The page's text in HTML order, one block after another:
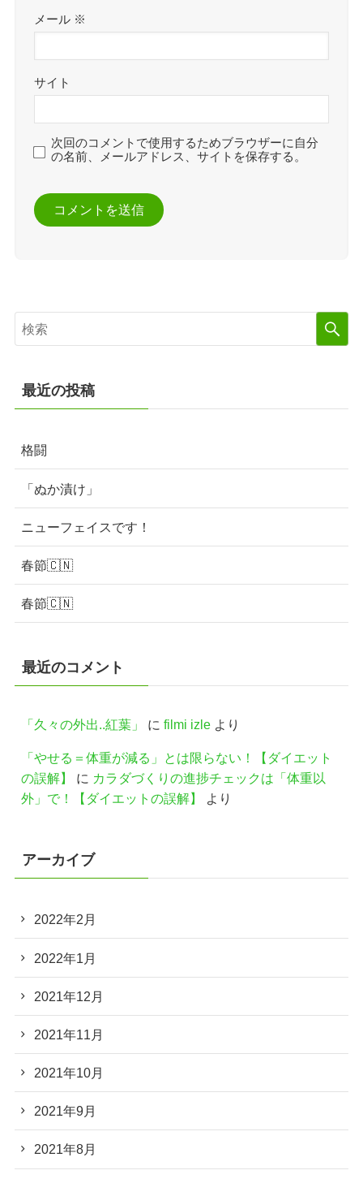
メール ※
サイト
次回のコメントで使用するためブラウザーに自分
の名前、メールアドレス、サイトを保存する。
最近の投稿
格闘
「ぬか漬け」
ニューフェイスです！
春節🇨🇳
春節🇨🇳
最近のコメント
「久々の外出..紅葉」 に filmi izleより
「やせる＝体重が減る」とは限らない！【ダイエット
の誤解】
に カラダづくりの進捗チェックは「体重以
外」で！【ダイエットの誤解】
より
アーカイブ
2022年2月
2022年1月
2021年12月
2021年11月
2021年10月
2021年9月
2021年8月